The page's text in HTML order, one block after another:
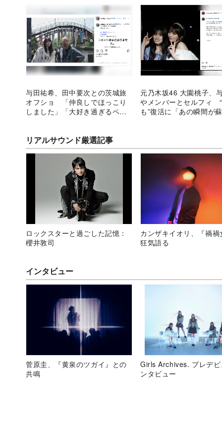
与田祐希、田中要次との茨城旅
オフショ 「仲良しでほっこり
しました」「大好き過ぎるペ
元乃木坂46 大園桃子、
やメンバーとセルフィ
も”復活に「あの瞬間が
リアルサウンド厳選記事
ロックスターと過ごした記憶：
櫻井敦司
カンザキイオリ、『禍禍
狂気語る
インタビュー
菅原圭、『黄泉のツガイ』との
共鳴
Girls Archives. プレデビ
ンタビュー